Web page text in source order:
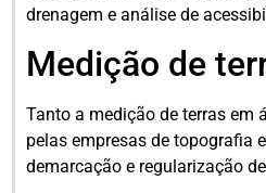
drenagem e análise de
Medição de
Tanto a medição de terras em
pelas empresas de topografia
demarcação e regularização